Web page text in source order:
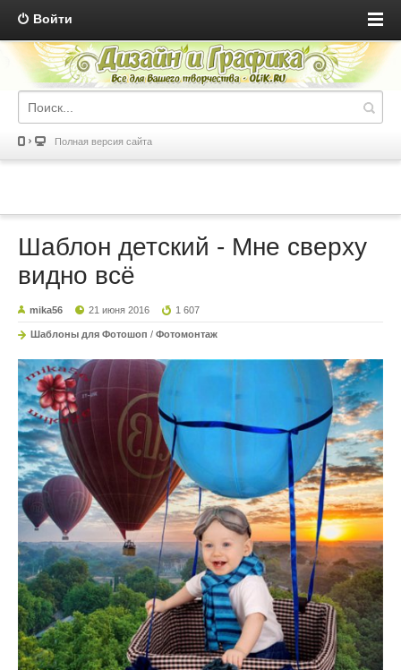
Войти
Полная версия сайта
Шаблон детский - Мне сверху
видно всё
mika56 21 июня 2016 1 607
Шаблоны для Фотошоп / Фотомонтаж